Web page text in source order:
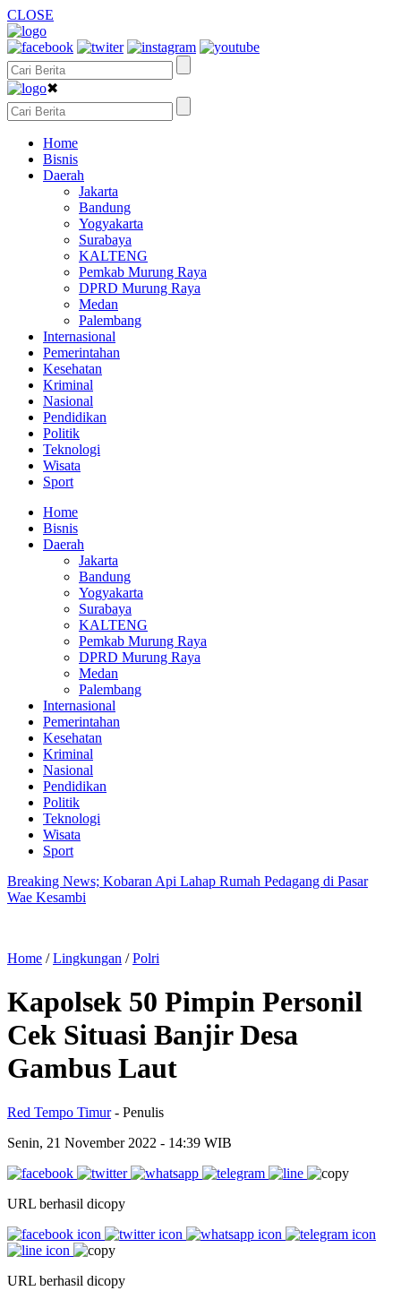
CLOSE
✖
Home
Bisnis
Daerah
Jakarta
Bandung
Yogyakarta
Surabaya
KALTENG
Pemkab Murung Raya
DPRD Murung Raya
Medan
Palembang
Internasional
Pemerintahan
Kesehatan
Kriminal
Nasional
Pendidikan
Politik
Teknologi
Wisata
Sport
Home
Bisnis
Daerah
Jakarta
Bandung
Yogyakarta
Surabaya
KALTENG
Pemkab Murung Raya
DPRD Murung Raya
Medan
Palembang
Internasional
Pemerintahan
Kesehatan
Kriminal
Nasional
Pendidikan
Politik
Teknologi
Wisata
Sport
Breaking News; Kobaran Api Lahap Rumah Pedagang di Pasar
Wae Kesambi
Home /Lingkungan /Polri
Kapolsek 50 Pimpin Personil
Cek Situasi Banjir Desa
Gambus Laut
Red Tempo Timur - Penulis
Senin, 21 November 2022 - 14:39 WIB
URL berhasil dicopy
URL berhasil dicopy